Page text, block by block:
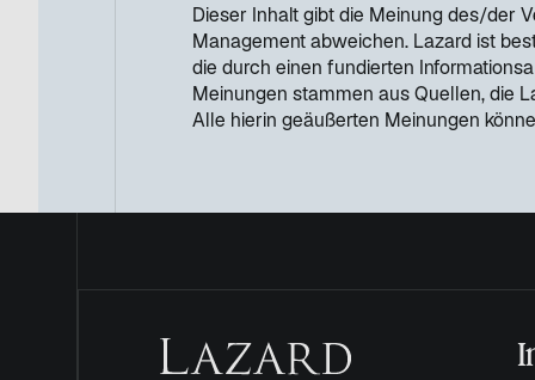
Dieser Inhalt gibt die Meinung des/der
Management abweichen. Lazard ist
die durch einen fundierten
Meinungen stammen aus Quellen, die
Alle hierin geäußerten Meinungen